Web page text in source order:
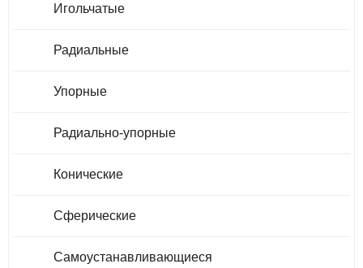
Игольчатые
Радиальные
Упорные
Радиально-упорные
Конические
Сферические
Самоустанавливающиеся